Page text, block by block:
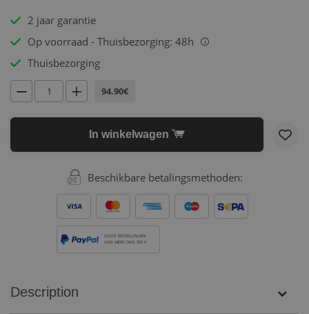
2 jaar garantie
Op voorraad - Thuisbezorging: 48h
i
Thuisbezorging
94.90€
In winkelwagen
Beschikbare betalingsmethoden:
VOOR BESTELLINGEN
VAN MEER DAN 500 €
Description